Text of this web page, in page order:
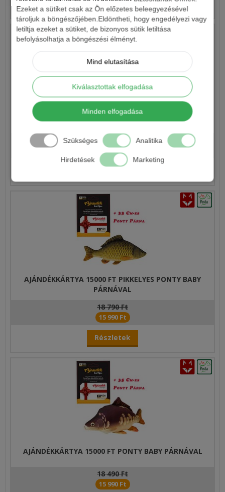
Ezeket a sütiket csak az Ön előzetes beleegyezésével
tároljuk a böngészőjében.Eldöntheti, hogy engedélyezi vagy
letiltja ezeket a sütiket, de bizonyos sütik letiltása
befolyásolhatja a böngészési élményt.
Mind elutasítása
Kiválasztottak elfogadása
Minden elfogadása
Szükséges Analitika
Hirdetések Marketing
Részletek
KAMASAKI SUPER CAT HARCSÁZÓ SZETT
29 900 Ft
23 990 Ft
AJÁNDÉKKÁRTYA 15000 FT PIKKELYES PONTY BABY
PÁRNÁVAL
18 790 Ft
15 990 Ft
Részletek
AJÁNDÉKKÁRTYA 15000 FT PONTY BABY PÁRNÁVAL
18 490 Ft
15 990 Ft